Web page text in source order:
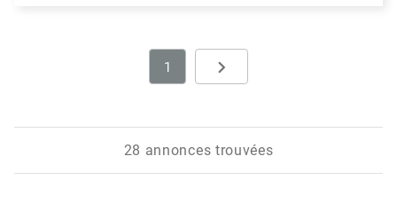
1 navigate_next
28 annonces trouvées